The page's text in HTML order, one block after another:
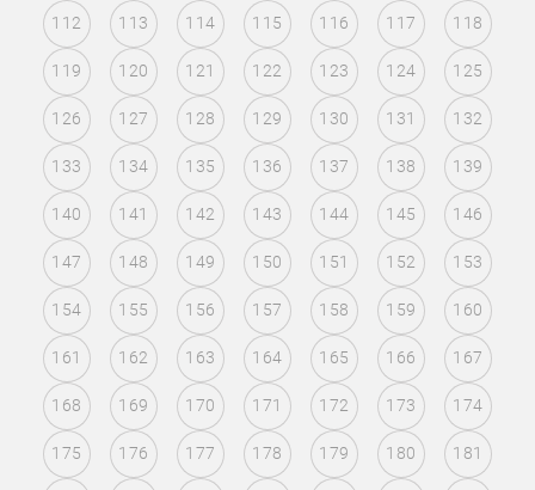
112 113 114 115 116 117 118
119 120 121 122 123 124 125
126 127 128 129 130 131 132
133 134 135 136 137 138 139
140 141 142 143 144 145 146
147 148 149 150 151 152 153
154 155 156 157 158 159 160
161 162 163 164 165 166 167
168 169 170 171 172 173 174
175 176 177 178 179 180 181